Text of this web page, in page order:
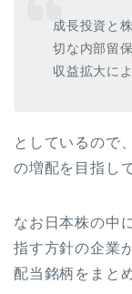
成長投資と
切な内部留
収益拡大に
としているので
の増配を目指し
なお日本株の中
指す方針の企業
配当銘柄をまと